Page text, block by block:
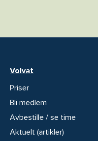
Volvat
Priser
Bli medlem
Avbestille / se time
Aktuelt (artikler)